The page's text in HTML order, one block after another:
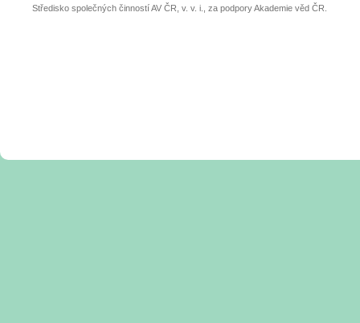
Středisko společných činností AV ČR, v. v. i., za podpory Akademie věd ČR.